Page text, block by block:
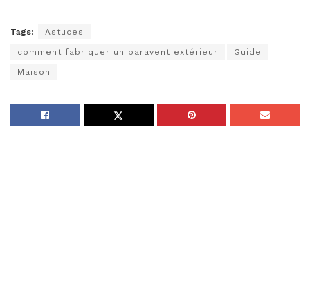
Tags: Astuces
comment fabriquer un paravent extérieur Guide
Maison